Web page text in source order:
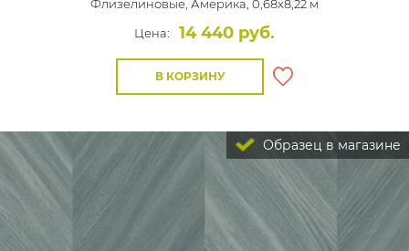
Флизелиновые, Америка, 0,68x8,22 м
Цена:
14 440 руб.
В КОРЗИНУ
Образец в магазине